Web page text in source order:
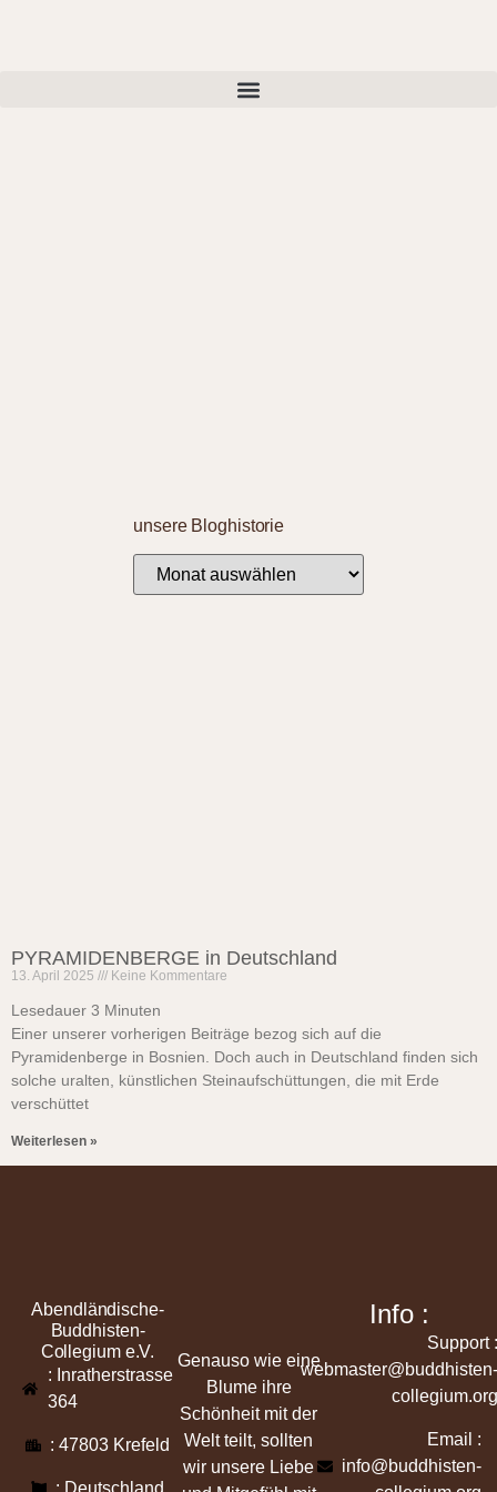
unsere Bloghistorie
PYRAMIDENBERGE in Deutschland
13. April 2025 Keine Kommentare
Lesedauer 3 Minuten
Einer unserer vorherigen Beiträge bezog sich auf die
Pyramidenberge in Bosnien. Doch auch in Deutschland finden sich
solche uralten, künstlichen Steinaufschüttungen, die mit Erde
verschüttet
Weiterlesen »
Abendländische-
Buddhisten-
Collegium e.V.
: Inratherstrasse
364
: 47803 Krefeld
: Deutschland
Genauso wie eine
Blume ihre
Schönheit mit der
Welt teilt, sollten
wir unsere Liebe
Info :
Support :
webmaster@buddhisten-
collegium.org
Email :
info@buddhisten-